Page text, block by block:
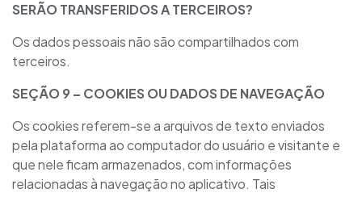
SERÃO TRANSFERIDOS A TERCEIROS?
Os dados pessoais não são compartilhados com
terceiros.
SEÇÃO 9 – COOKIES OU DADOS DE NAVEGAÇÃO
Os cookies referem-se a arquivos de texto enviados
pela plataforma ao computador do usuário e visitante e
que nele ficam armazenados, com informações
relacionadas à navegação no aplicativo. Tais